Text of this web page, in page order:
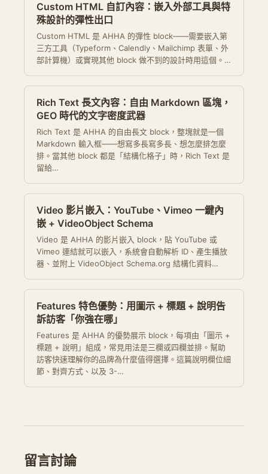
Custom HTML 自訂內容：嵌入外部工具與特
殊設計的彈性出口
Custom HTML 是 AHHA 的彈性 block——需要嵌入第
三方工具（Typeform、Calendly、Mailchimp 表單、外
部計算機）或實現其他 block 做不到的設計時用這個。…
Rich Text 長文內容：自由 Markdown 區塊，
GEO 時代的文字密度武器
Rich Text 是 AHHA 的自由長文 block，整塊就是一個
Markdown 輸入框——想寫多長寫多長、想怎麼排怎麼
排。當其他 block 都是「結構化格子」時，Rich Text 是
留給…
Video 影片嵌入：YouTube、Vimeo 一鍵內
嵌 + VideoObject Schema
Video 是 AHHA 的影片嵌入 block，貼 YouTube 或
Vimeo 連結就可以嵌入，系統會自動解析 ID、產生播放
器、並附上 VideoObject Schema.org 結構化資料…
Features 特色優勢：用圖示 + 標題 + 說明告
訴訪客「你強在哪」
Features 是 AHHA 的優勢展示 block，每項由「圖示 +
標題 + 說明」組成，常見用法是三欄或四欄並排。幫助
訪客快速理解你的品牌為什麼值得選擇。這篇說明欄位細
節、對齊方式、以及 3-…
留言討論